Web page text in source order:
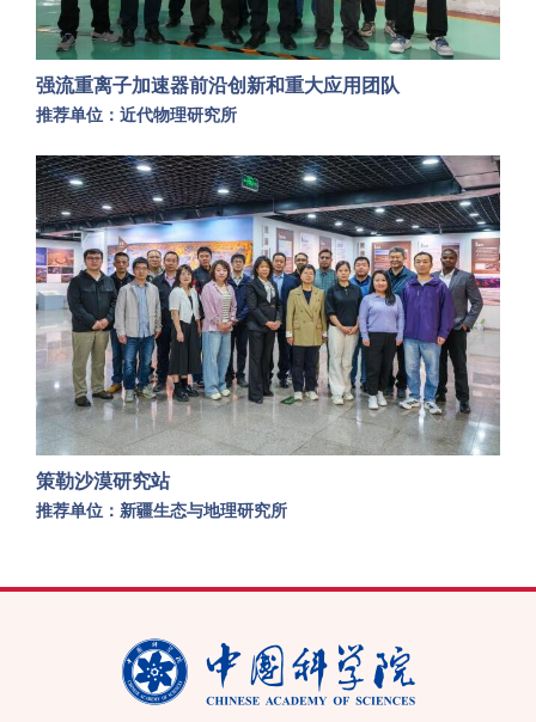
强流重离子加速器前沿创新和重大应用团队
推荐单位：近代物理研究所
策勒沙漠研究站
推荐单位：新疆生态与地理研究所